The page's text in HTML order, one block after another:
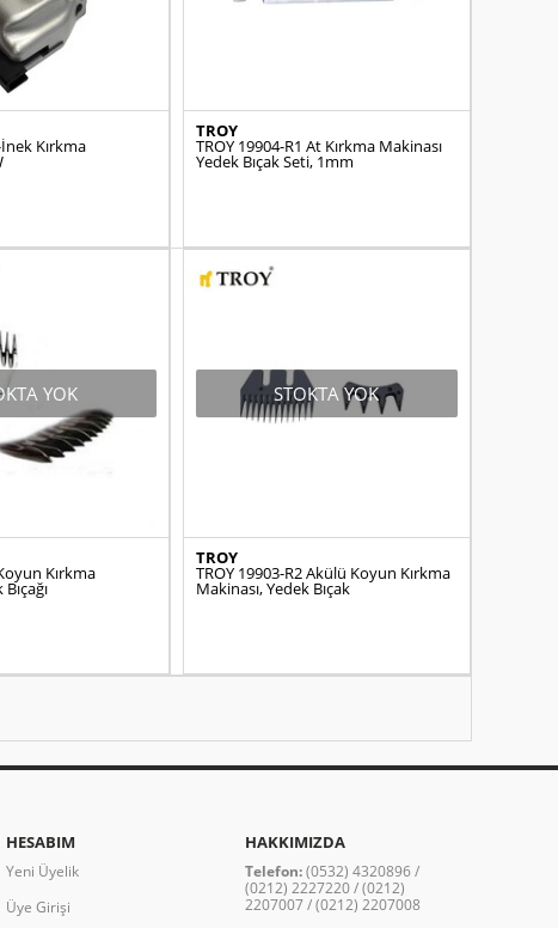
Kırkma
TROY
TROY 19904-R1 At Kırkma Makinası
Yedek Bıçak Seti, 1mm
YOK
Kırkma
STOKTA YOK
TROY
TROY 19903-R2 Akülü Koyun Kırkma
Makinası, Yedek Bıçak
HESABIM
Yeni Üyelik
Üye Girişi
HAKKIMIZDA
Telefon:(0532) 4320896 /
(0212) 2227220 / (0212)
2207007 / (0212) 2207008